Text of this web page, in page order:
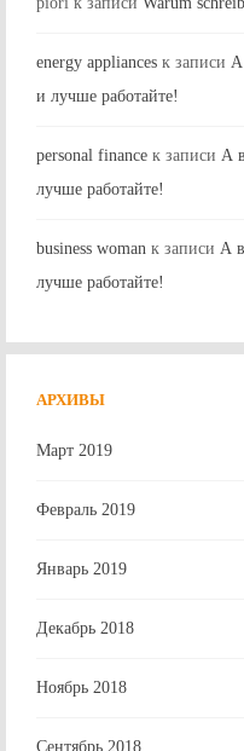
energy appliances к записи А
и лучше работайте!
personal finance к записи А
лучше работайте!
business woman к записи А
лучше работайте!
АРХИВЫ
Март 2019
Февраль 2019
Январь 2019
Декабрь 2018
Ноябрь 2018
Сентябрь 2018